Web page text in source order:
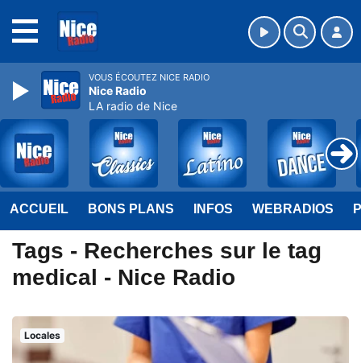
ACCUEIL BONS PLANS INFOS WEBRADIOS
Tags - Recherches sur le tag
medical - Nice Radio
Locales
VOUS ÉCOUTEZ NICE RADIO
Nice Radio
LA radio de Nice